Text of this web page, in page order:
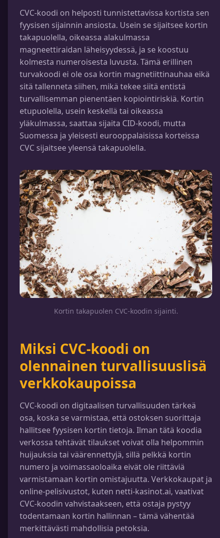
CVC-koodi on helposti tunnistettavissa kortista sen
fyysisen sijainnin ansiosta. Usein se sijaitsee kortin
takapuolella, oikeassa alakulmassa
magneettiraidan läheisyydessä, ja se koostuu
kolmesta numeroisesta luvusta. Tämä erillinen
turvakoodi ei ole osa kortin magnetiittinauhaa eikä
sitä tallenneta siihen, mikä tekee siitä entistä
turvallisemman pienentäen kopiointiriskiä. Kortin
etupuolella, usein keskellä tai oikeassa
yläkulmassa, saattaa sijaita CID-koodi, mutta
Suomessa ja yleisesti eurooppalaisissa korteissa
CVC sijaitsee yleensä takapuolella.
Kortin takapuolen CVC-koodin sijainti.
Miksi CVC-koodi on
olennainen turvallisuuslisä
verkkokaupoissa
CVC-koodi on digitaalisen turvallisuuden tärkeä
osa, koska se varmistaa, että ostoksen suorittaja
hallitsee fyysisen kortin tietoja. Ilman tätä koodia
verkossa tehtävät tilaukset voivat olla helpommin
huijauksia tai väärennettyjä, sillä pelkkä kortin
numero ja voimassaoloaika eivät ole riittäviä
varmistamaan kortin omistajuutta. Verkkokaupat ja
online-pelisivustot, kuten netti-kasinot.ai, vaativat
CVC-koodin vahvistaakseen, että ostaja pystyy
todentamaan kortin hallinnan – tämä vähentää
merkittävästi mahdollisia petoksia.